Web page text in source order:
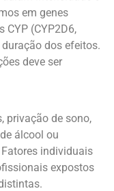
em genes
CYP (CYP2D6,
dos efeitos.
deve ser
privação de sono,
álcool ou
individuais
expostos